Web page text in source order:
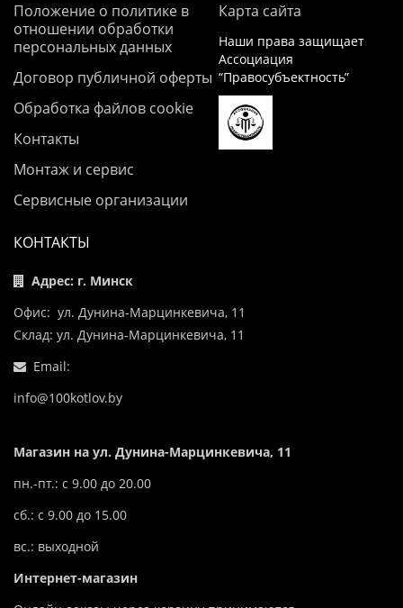
Положение о политике в
отношении обработки
персональных данных
Договор публичной оферты
Обработка файлов cookie
Контакты
Монтаж и сервис
Сервисные организации
Карта сайта
Наши права защищает
Ассоциация
“Правосубъектность”
КОНТАКТЫ
Адрес: г. Минск
Офис: ул. Дунина-Марцинкевича, 11
Склад: ул. Дунина-Марцинкевича, 11
Email:
info@100kotlov.by
Магазин на ул. Дунина-Марцинкевича, 11
пн.-пт.: с 9.00 до 20.00
сб.: с 9.00 до 15.00
вс.: выходной
Интернет-магазин